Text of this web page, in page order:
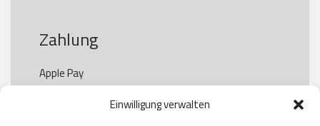
Einwilligung verwalten
Zahlung
Apple Pay
Paypal